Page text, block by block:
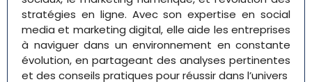
stratégies en ligne. Avec son expertise en social
media et marketing digital, elle aide les entreprises
à naviguer dans un environnement en constante
évolution, en partageant des analyses pertinentes
et des conseils pratiques pour réussir dans l’univers